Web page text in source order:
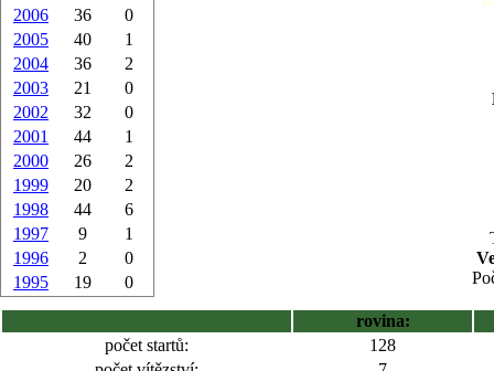
2006
36
0
2005
40
1
2004
36
2
2003
21
0
2002
32
0
2001
44
1
2000
26
2
1999
20
2
1998
44
6
1997
9
1
1996
2
0
1995
19 0
rovina:
počet startů:
128